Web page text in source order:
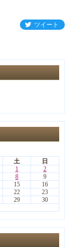
ツイート
土
日
1
2
8
9
15
16
22
23
29
30